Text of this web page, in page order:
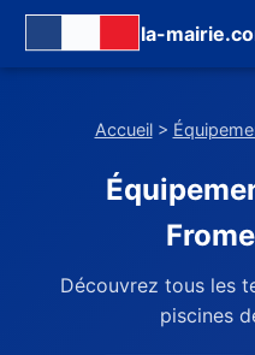
la-
Accueil>
Découvrez tous les
piscines